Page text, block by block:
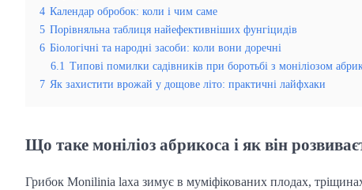
4 Календар обробок: коли і чим саме
5 Порівняльна таблиця найефективніших фунгіцидів
6 Біологічні та народні засоби: коли вони доречні
6.1 Типові помилки садівників при боротьбі з моніліозом
7 Як захистити врожай у дощове літо: практичні лайфхаки
Що таке моніліоз абрикоса і як він
Грибок Monilinia laxa зимує в муміфікованих плодах,